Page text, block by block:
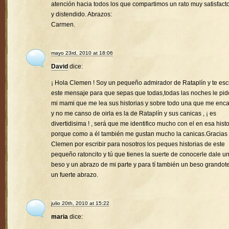
atención hacia todos los que compartimos un rato muy
y distendido. Abrazos:
Carmen.
mayo 23rd, 2010 at 18:06
David dice:
¡ Hola Clemen ! Soy un pequeño admirador de Rataplín y te
este mensaje para que sepas que todas,todas las noches le
mi mami que me lea sus historias y sobre todo una que me
y no me canso de oirla es la de Rataplín y sus canicas , ¡ es
divertidisima ! , será que me identifico mucho con el en esa
porque como a él también me gustan mucho la canicas.Gracias
Clemen por escribir para nosotros los peques historias de este
pequeño ratoncito y tú que tienes la suerte de conocerle dale un
beso y un abrazo de mi parte y para tí también un beso
un fuerte abrazo.
julio 20th, 2010 at 15:22
maria dice: